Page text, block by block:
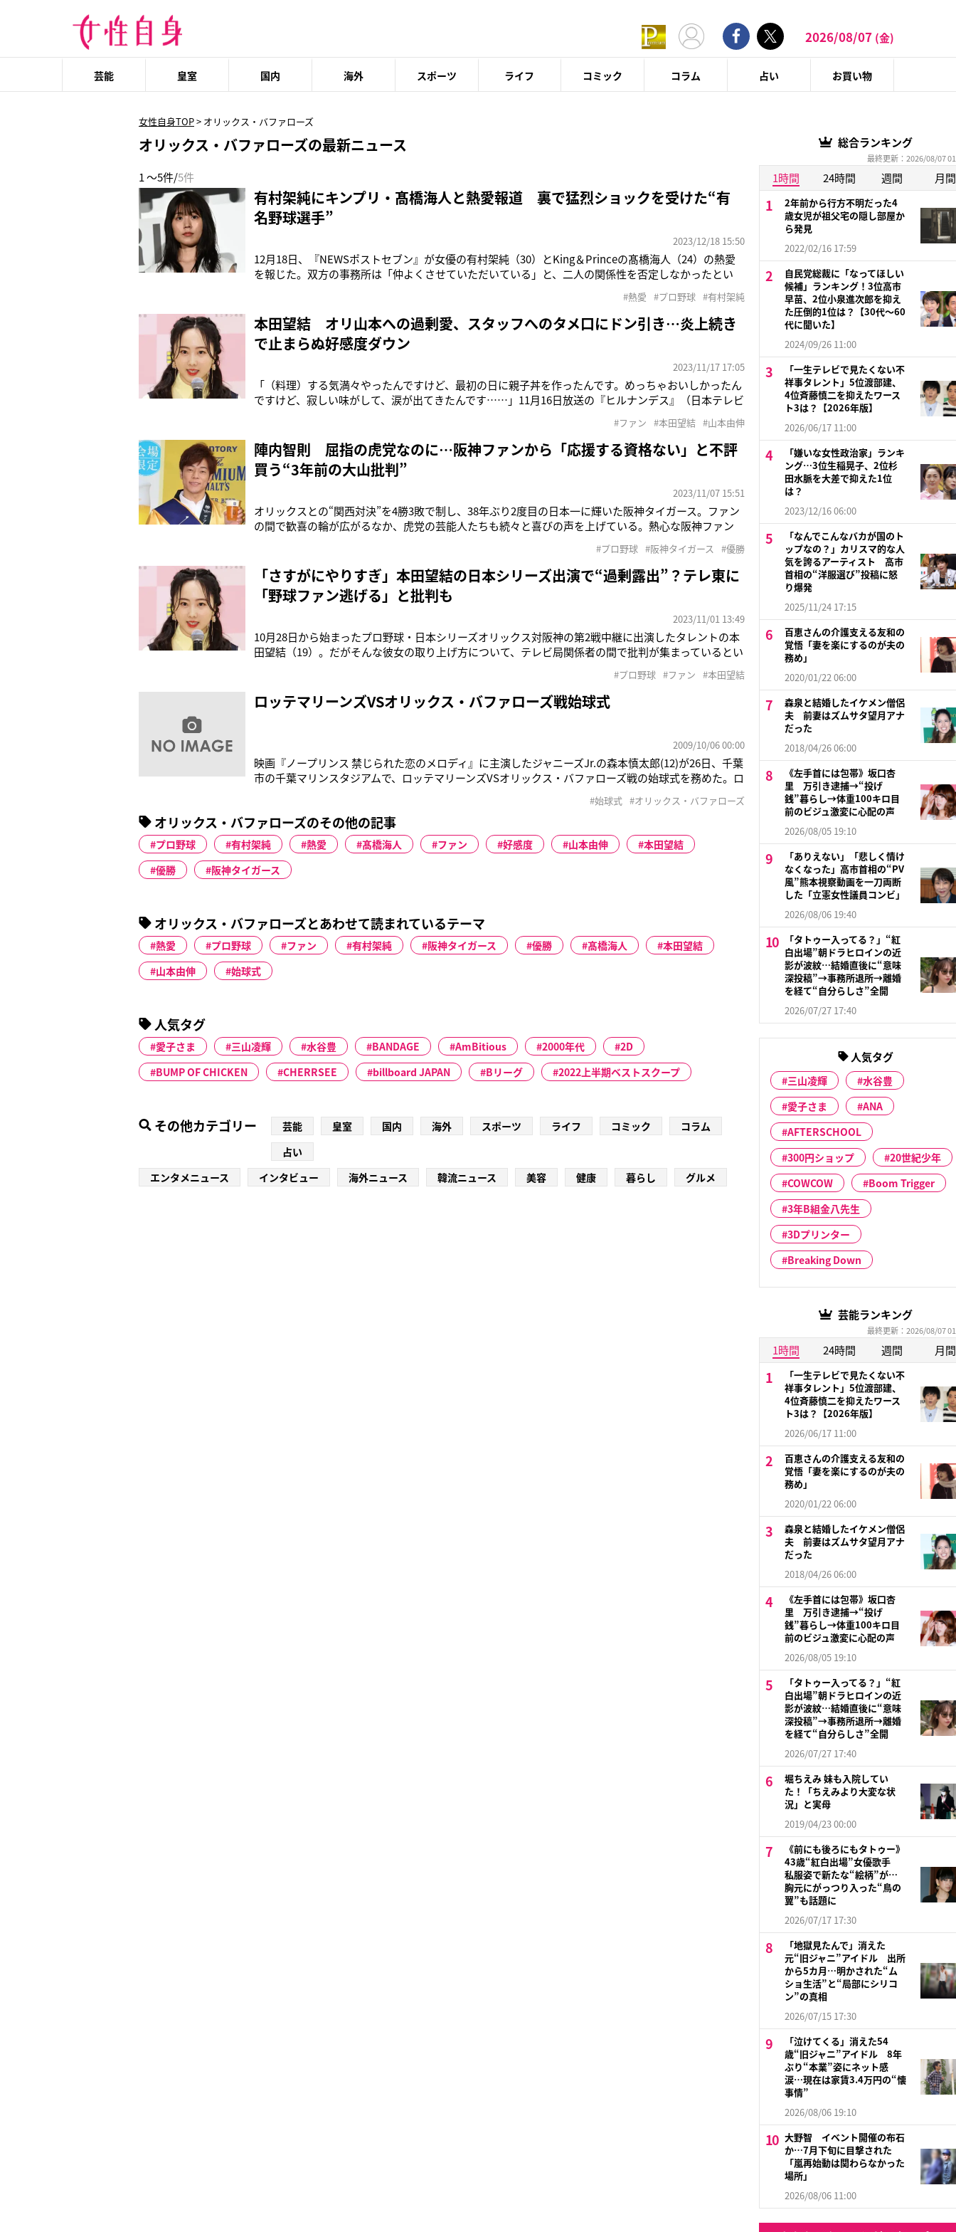
2026/08/07 (金)
芸能 皇室 国内 海外 スポーツ ライフ コミック コラム 占い お買い物
女性自身TOP> オリックス・バファローズ
オリックス・バファローズの最新ニュース
1 ～5件/5件
有村架純にキンプリ・髙橋海人と熱愛報道 裏で猛烈ショックを受けた“有
名野球選手”
2023/12/18 15:50
12月18日、『NEWSポストセブン』が女優の有村架純（30）とKing＆Princeの髙橋海人（24）の熱愛
を報じた。双方の事務所は「仲よくさせていただいている」と、二人の関係性を否定しなかったとい
オリックス・バファローズの紅林弘太郎選手（21）がInstagramを更新。《ショック受けてる人》《ひ
そか
#熱愛 #プロ野球 #有村架純
本田望結 オリ山本への過剰愛、スタッフへのタメ口にドン引き…炎上続き
で止まらぬ好感度ダウン
2023/11/17 17:05
「（料理）する気満々やったんですけど、最初の日に親子丼を作ったんです。めっちゃおいしかったん
ですけど、寂しい味がして、涙が出てきたんです……」11月16日放送の『ヒルナンデス』（日本テレビ
りだという本田。実家では7人暮らしだったため「みんなでガヤガヤして食べてたのが、急に1人だか
ら」と寂しさの理由を告白。
#ファン #本田望結 #山本由伸
陣内智則 屈指の虎党なのに…阪神ファンから「応援する資格ない」と不評
買う“3年前の大山批判”
2023/11/07 15:51
オリックスとの“関西対決”を4勝3敗で制し、38年ぶり2度目の日本一に輝いた阪神タイガース。ファン
の間で歓喜の輪が広がるなか、虎党の芸能人たちも続々と喜びの声を上げている。熱心な阪神ファン
ガース、遂に日本一！ 嬉しい。幸せ。超いい日本シリーズでした。ありがとうございました。 オリッ
クスさんもとっても
#プロ野球 #阪神タイガース #優勝
「さすがにやりすぎ」本田望結の日本シリーズ出演で“過剰露出”？テレ東に
「野球ファン逃げる」と批判も
2023/11/01 13:49
10月28日から始まったプロ野球・日本シリーズオリックス対阪神の第2戦中継に出演したタレントの本
田望結（19）。だがそんな彼女の取り上げ方について、テレビ局関係者の間で批判が集まっているとい
いませんでした。転機となったのは2017年から5年間担当した関西テレビのローカルスポーツ番組『こ
やぶるSPORTS』。
#プロ野球 #ファン #本田望結
ロッテマリーンズVSオリックス・バファローズ戦始球式
2009/10/06 00:00
映画『ノープリンス 禁じられた恋のメロディ』に主演したジャニーズJr.の森本慎太郎(12)が26日、千葉
市の千葉マリンスタジアムで、ロッテマリーンズVSオリックス・バファローズ戦の始球式を務めた。ロ
Hey!Say!JUMPの森本龍太郎(14)も応援に駆けつけた。慎太郎と龍太郎は映画の公開日にちなみ、
『121
#始球式 #オリックス・バファローズ
オリックス・バファローズのその他の記事
プロ野球 有村架純 熱愛 髙橋海人 ファン 好感度 山本由伸
本田望結
優勝
阪神タイガース
オリックス・バファローズとあわせて読まれているテーマ
熱愛 プロ野球 ファン 有村架純 阪神タイガース 優勝 髙橋海人
本田望結
山本由伸
始球式
人気タグ
愛子さま 三山凌輝 水谷豊 BANDAGE AmBitious 2000年代
2D
BUMP OF CHICKEN
CHERRSEE billboard JAPAN Bリーグ 2022上半期ベストスクープ
その他カテゴリー 芸能 皇室 国内 海外 スポーツ ライフ コミック
コラム
占い
エンタメニュース
インタビュー 海外ニュース 韓流ニュース 美容 健康 暮らし グルメ
総合ランキング
最終更新：2026/08/07
1時間 24時間 週間 月間
2年前から行方不明だった4
歳女児が祖父宅の隠し部屋か
ら発見
2022/02/16 17:59
自民党総裁に「なってほしい
候補」ランキング！3位高市
早苗、2位小泉進次郎を抑え
た圧倒的1位は？【30代〜60
代に聞いた】
2024/09/26 11:00
「一生テレビで見たくない不
祥事タレント」5位渡部建、
4位斉藤慎二を抑えたワース
ト3は？【2026年版】
2026/06/17 11:00
「嫌いな女性政治家」ランキ
ング…3位生稲晃子、2位杉
田水脈を大差で抑えた1位
は？
2023/12/16 06:00
「なんでこんなバカが国のト
ップなの？」カリスマ的な人
気を誇るアーティスト 高市
首相の“洋服選び”投稿に怒
り爆発
2025/11/24 17:15
百恵さんの介護支える友和の
覚悟「妻を楽にするのが夫の
務め」
2020/01/22 06:00
森泉と結婚したイケメン僧侶
夫 前妻はズムサタ望月アナ
だった
2018/04/26 06:00
《左手首には包帯》坂口杏
里 万引き逮捕→“投げ
銭”暮らし→体重100キロ目
前のビジュ激変に心配の声
2026/08/05 19:10
「ありえない」「悲しく情け
なくなった」高市首相の“PV
風”熊本視察動画を一刀両断
した「立憲女性議員コンビ」
2026/08/06 19:40
「タトゥー入ってる？」“紅
白出場”朝ドラヒロインの近
影が波紋…結婚直後に“意味
深投稿”→事務所退所→離婚
を経て“自分らしさ”全開
2026/07/27 17:40
人気タグ
三山凌輝
水谷豊
愛子さま
ANA
AFTERSCHOOL
300円ショップ
20世紀少年
COWCOW
Boom Trigger
3年B組金八先生
3Dプリンター
Breaking Down
芸能ランキング
最終更新：2026/08/07
1時間 24時間 週間 月間
「一生テレビで見たくない不
祥事タレント」5位渡部建、
4位斉藤慎二を抑えたワース
ト3は？【2026年版】
2026/06/17 11:00
百恵さんの介護支える友和の
覚悟「妻を楽にするのが夫の
務め」
2020/01/22 06:00
森泉と結婚したイケメン僧侶
夫 前妻はズムサタ望月アナ
だった
2018/04/26 06:00
《左手首には包帯》坂口杏
里 万引き逮捕→“投げ
銭”暮らし→体重100キロ目
前のビジュ激変に心配の声
2026/08/05 19:10
「タトゥー入ってる？」“紅
白出場”朝ドラヒロインの近
影が波紋…結婚直後に“意味
深投稿”→事務所退所→離婚
を経て“自分らしさ”全開
2026/07/27 17:40
堀ちえみ 妹も入院してい
た！「ちえみより大変な状
況」と実母
2019/04/23 00:00
《前にも後ろにもタトゥー》
43歳“紅白出場”女優歌手
私服姿で新たな“絵柄”が…
胸元にがっつり入った“鳥の
翼”も話題に
2026/07/17 17:30
「地獄見たんで」消えた
元“旧ジャニ”アイドル 出所
から5カ月…明かされた“ム
ショ生活”と“局部にシリコ
ン”の真相
2026/07/15 17:30
「泣けてくる」消えた54
歳“旧ジャニ”アイドル 8年
ぶり“本業”姿にネット感
涙…現在は家賃3.4万円の“懐
事情”
2026/08/06 19:10
大野智 イベント開催の布石
か…7月下旬に目撃された
「嵐再始動は関わらなかった
場所」
2026/08/06 11:00